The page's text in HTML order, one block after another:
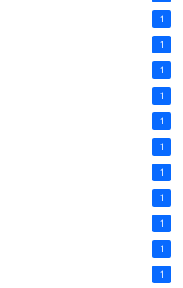
1
1
1
1
1
1
1
1
1
1
1